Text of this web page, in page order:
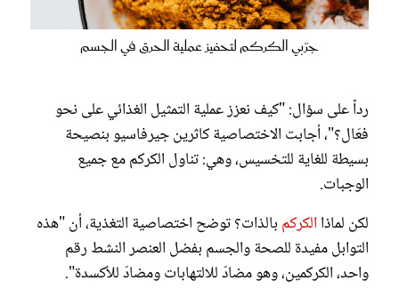
جرّبي الكركم لتحفيز عملية الحرق في الجسم
رداً على سؤال: "كيف نعزز عملية التمثيل الغذائي على نحو
فعّال؟"، أجابت الاختصاصية كاثرين جيرفاسيو بنصيحة
بسيطة للغاية للتخسيس، وهي: تناول الكركم مع جميع
الوجبات.
لكن لماذا الكركم بالذات؟ توضح اختصاصية التغذية، أن "هذه
التوابل مفيدة للصحة والجسم بفضل العنصر النشط رقم
واحد، الكركمين، وهو مضادّ للالتهابات ومضادّ للأكسدة".